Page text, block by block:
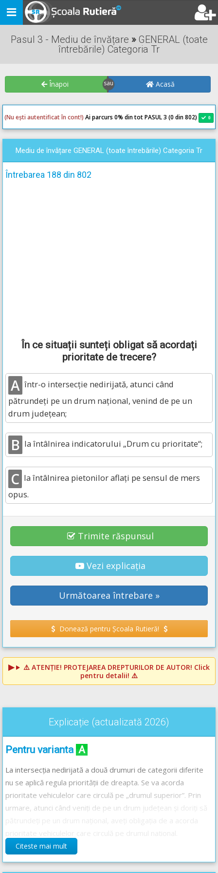
Toggle
navigation
Pasul 3 - Mediu de învățare »GENERAL (toate
întrebările) Categoria Tr
Înapoi Acasă
(Nu ești autentificat în cont!) Ai parcurs 0% din tot PASUL 3 (0 din 802) 0
Mediu de învățare GENERAL (toate întrebările) Categoria Tr
Întrebarea 188 din 802
În ce situații sunteți obligat să acordați
prioritate de trecere?
A într-o intersecție nedirijată, atunci când
pătrundeți pe un drum național, venind de pe un
drum județean;
B la întâlnirea indicatorului „Drum cu prioritate“;
C la întâlnirea pietonilor aflați pe sensul de mers
opus.
Trimite răspunsul
Vezi explicația
Următoarea întrebare »
Donează pentru Școala Rutieră!
⚠️ ATENȚIE! PROTEJAREA DREPTURILOR DE AUTOR! Click
pentru detalii! ⚠️
Explicație (actualizată 2026)
Pentru variantaA
La intersecția nedirijată a două drumuri de categorii diferite
nu se aplică regula priorității de dreapta. Se va acorda
prioritate vehiculelor care circulă pe „drumul superior”. Prin
urmare, atunci când veniți de pe un drum județean și doriți să
Pentru variantaB
Citeste mai mult